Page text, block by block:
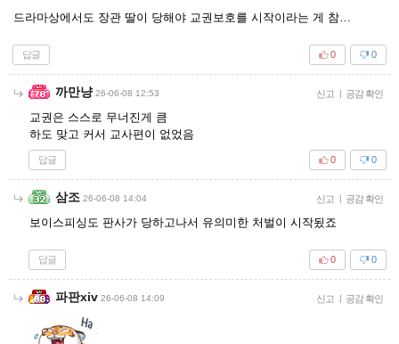
드라마상에서도 장관 딸이 당해야 교권보호를 시작이라는 게 참…
답글 0
0
까만냥 26-06-08 12:53 신고 | 공감 확인
교권은 스스로 무너진게 큼
하도 맞고 커서 교사편이 없었음
답글 0
0
삼조 26-06-08 14:04 신고 | 공감 확인
보이스피싱도 판사가 당하고나서 유의미한 처벌이 시작됬죠
답글 0
0
파판xiv 26-06-08 14:09 신고 | 공감 확인